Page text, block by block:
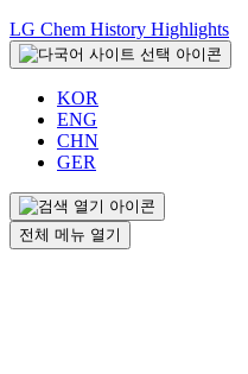
LG Chem History Highlights
KOR
ENG
CHN
GER
전체 메뉴 열기